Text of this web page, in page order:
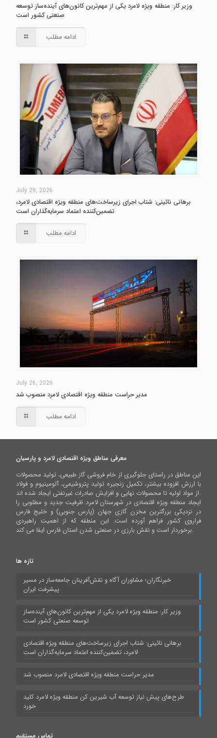
وزیر کار: منطقه ویژه لامرد یکی از مهم‌ترین کانون‌های آینده‌ساز توسعه
صنعتی کشور است
ادامه مطلب
July 29, 2026
برهانی نائینی: شتاب اجرای زیرساخت‌های منطقه ویژه اقتصادی لامرد،
تضمین‌کننده اعتماد سرمایه‌گذاران است
ادامه مطلب
July 26, 2026
مدیر حراست منطقه ویژه اقتصادی لامرد منصوب شد
ادامه مطلب
معرفی مناطق ویژه اقتصادی لامرد و پارسیان
این مناطق در راستای جلوگیری از خام فروشی گاز طبیعی، تولید محصولات
با ارزش افزوده بیشتر، تکمیل زنجیره تولید پتروشیمی، آلومینیوم و فولاد
از مواد اولیه تا محصولات نهایی و افزایش صادرات غیرنفتی ایجاد شده اند.
ایجاد منطقه ویژه اقتصادی در شهرستان لامرد ظرفیت جدید و مطلوبی را
در نزدیکی بزرگترین مخزن گازی جهان (پارس جنوبی) و خلیج فارس
فراروی کشور فراهم آورده است. این منطقه که از اهمیت راهبردی
برخوردار است و نقش بارزی در صنعتی شدن استان فارس ایفا می کند.
تازه ها
خبرنگاران؛ مشاوران آگاه و نقش‌آفرینان جامعه‌ساز در مسیر
پیشرفت ایران
وزیر کار: منطقه ویژه لامرد یکی از مهم‌ترین کانون‌های آینده‌ساز
توسعه صنعتی کشور است
برهانی نائینی: شتاب اجرای زیرساخت‌های منطقه ویژه اقتصادی
لامرد، تضمین‌کننده اعتماد سرمایه‌گذاران است
مدیر حراست منطقه ویژه اقتصادی لامرد منصوب شد
طرح‌های پیش نیاز توسعه آب شیرین کن منطقه ویژه لامرد کلید
خورد